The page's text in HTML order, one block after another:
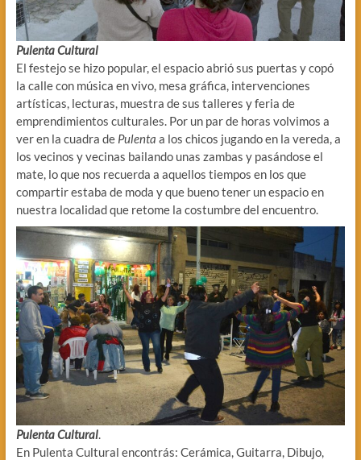
Pulenta Cultural
El festejo se hizo popular, el espacio abrió sus puertas y copó
la calle con música en vivo, mesa gráfica, intervenciones
artísticas, lecturas, muestra de sus talleres y feria de
emprendimientos culturales. Por un par de horas volvimos a
ver en la cuadra de Pulenta a los chicos jugando en la vereda, a
los vecinos y vecinas bailando unas zambas y pasándose el
mate, lo que nos recuerda a aquellos tiempos en los que
compartir estaba de moda y que bueno tener un espacio en
nuestra localidad que retome la costumbre del encuentro.
Pulenta Cultural.
En Pulenta Cultural encontrás: Cerámica, Guitarra, Dibujo,